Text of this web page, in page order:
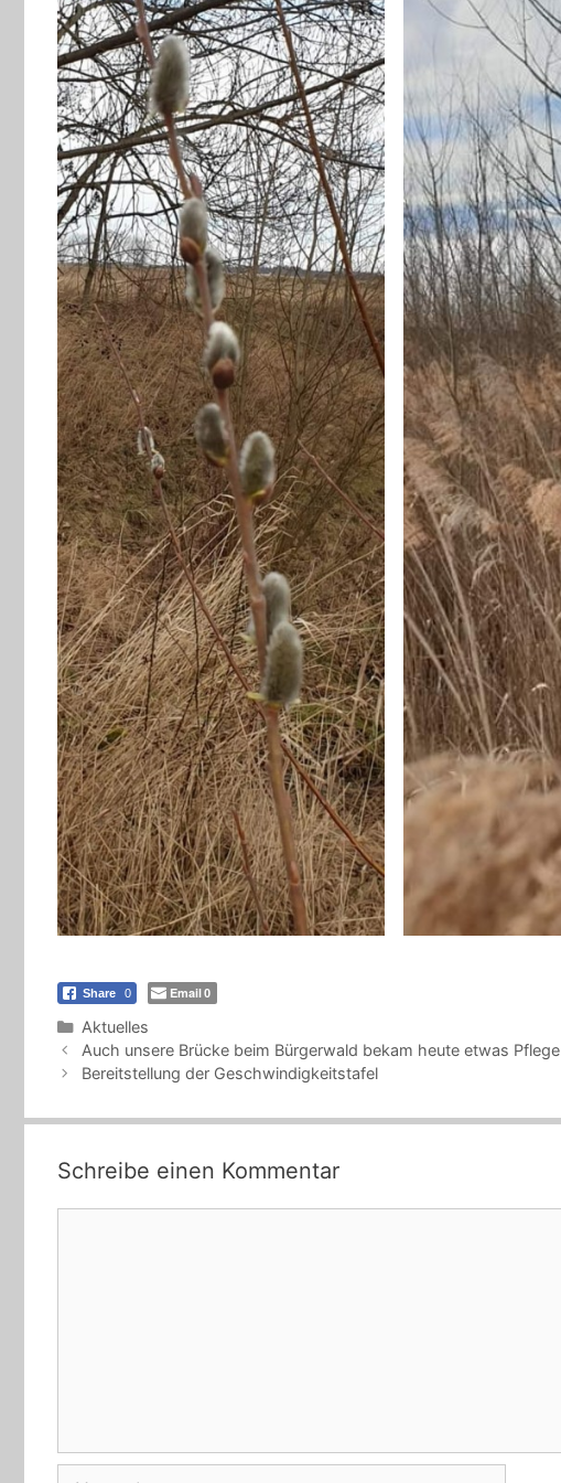
Share 0 Email0
Kategorien
Aktuelles
Auch unsere Brücke beim Bürgerwald bekam heute etwas Pflege
Bereitstellung der Geschwindigkeitstafel
Schreibe einen Kommentar
Name